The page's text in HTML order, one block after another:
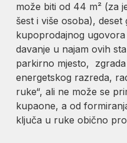
može biti od 44 m² (za
šest i više osoba), deset
kupoprodajnog
davanje u najam ovih
parkirno mjesto,
energetskog razreda,
ruke“, ali ne može se
kupaone, a od
ključa u ruke obično